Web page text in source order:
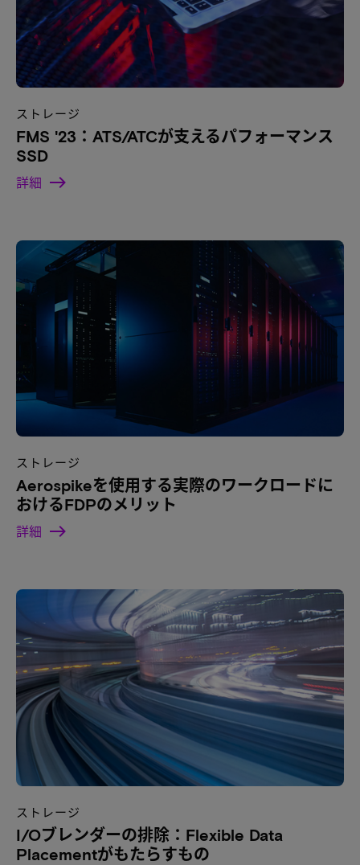
ストレージ
FMS '23：ATS/ATCが支えるパフォーマンス
SSD
詳細
ストレージ
Aerospikeを使用する実際のワークロードに
おけるFDPのメリット
詳細
ストレージ
I/Oブレンダーの排除：Flexible Data
Placementがもたらすもの